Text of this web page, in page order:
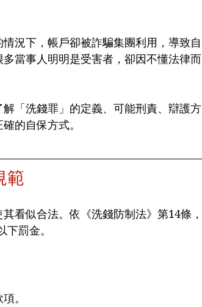
況下，帳戶卻被詐騙集團利用，導致自
當事人明明是受害者，卻因不懂法律而
「洗錢罪」的定義、可能刑責、辯護方
的自保方式。
範
看似合法。依《洗錢防制法》第14條，
罰金。
。